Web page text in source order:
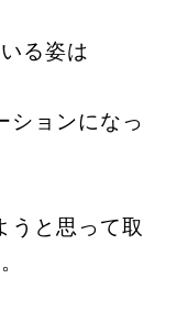
る姿は
ションになっ
うと思って取